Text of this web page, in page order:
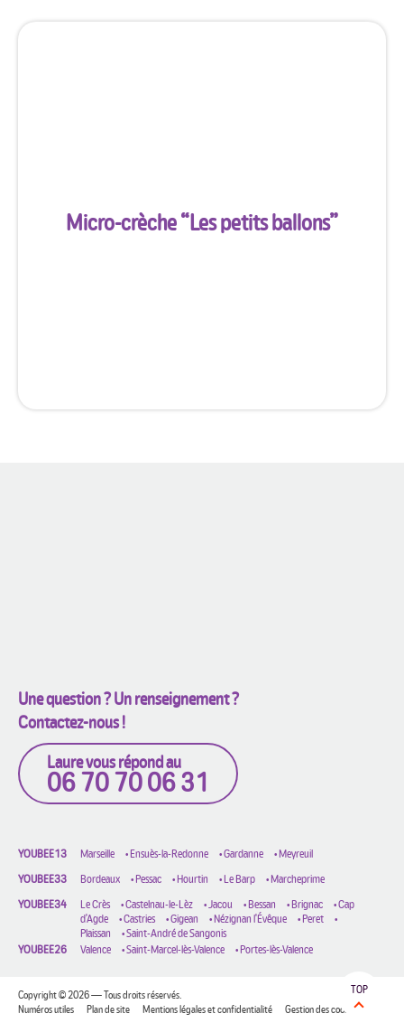
Micro-crèche “Les petits ballons”
Une question ? Un renseignement ?
Contactez-nous !
Laure vous répond au
06 70 70 06 31
YOUBEE13 Marseille •Ensuès-la-Redonne •Gardanne •Meyreuil
YOUBEE33
Bordeaux •Pessac •Hourtin •Le Barp •Marcheprime
YOUBEE34
Le Crès •Castelnau-le-Lèz • Jacou •Bessan •Brignac •Cap
d'Agde
•Castries •Gigean •Nézignan l'Évêque •Peret
•
Plaissan
•Saint-André de Sangonis
YOUBEE26
Valence •Saint-Marcel-lès-Valence •Portes-lès-Valence
Copyright © 2026 — Tous droits réservés.
Numéros utiles
Plan de site Mentions légales et confidentialité Gestion des cookies
TOP